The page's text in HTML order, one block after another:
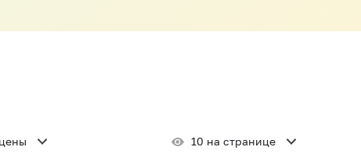
10 на странице